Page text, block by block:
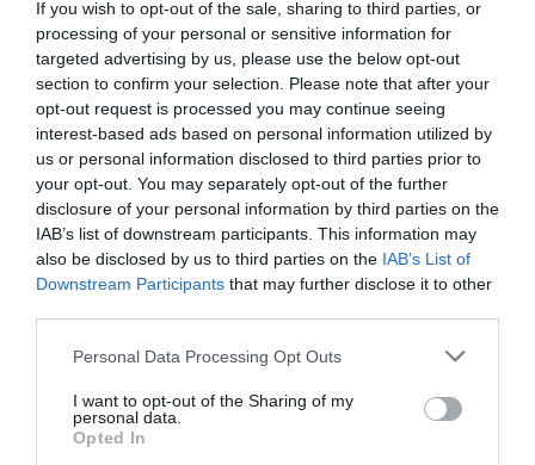
If you wish to opt-out of the sale, sharing to third parties, or
processing of your personal or sensitive information for
targeted advertising by us, please use the below opt-out
section to confirm your selection. Please note that after your
opt-out request is processed you may continue seeing
interest-based ads based on personal information utilized by
us or personal information disclosed to third parties prior to
your opt-out. You may separately opt-out of the further
disclosure of your personal information by third parties on the
IAB’s list of downstream participants. This information may
also be disclosed by us to third parties on the IAB’s List of
Downstream Participants that may further disclose it to other
Please note that this website/app uses one or more Google
not limited to your visit or usage behaviour. You may click to
grant or deny consent to Google and its third-party tags to
use your data for below specified purposes in below Google
Personal Data Processing Opt Outs
I want to opt-out of the Sharing of my
personal data.
Opted In
12 min
Use
427 192